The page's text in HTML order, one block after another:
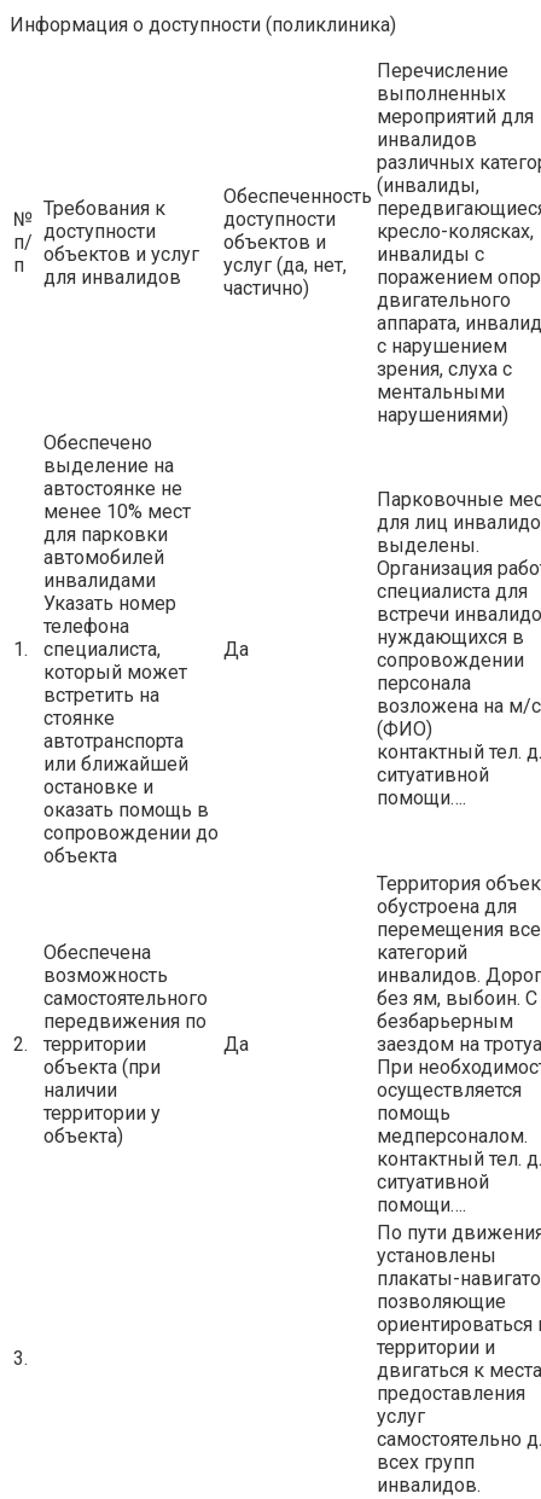
Информация о доступности (поликлиника)
№
п/
п
Требования к
доступности
объектов и услуг
для инвалидов
Обеспеченность
доступности
объектов и
услуг (да, нет,
частично)
Перечисление
выполненных
мероприятий для
инвалидов
различных
(инвалиды,
кресло-колясках,
инвалиды с
поражением
двигательного
аппарата,
с нарушением
зрения, слуха с
ментальными
нарушениями)
1.
Обеспечено
выделение на
автостоянке не
менее 10% мест
для парковки
автомобилей
инвалидами
Указать номер
телефона
специалиста,
который может
встретить на
стоянке
автотранспорта
или ближайшей
остановке и
оказать помощь в
сопровождении до
объекта
Да
Парковочные
для лиц
выделены.
Организация
специалиста для
встречи
нуждающихся в
сопровождении
персонала
возложена на м/с
(ФИО)
контактный тел.
ситуативной
помощи….
2.
Обеспечена
возможность
самостоятельного
передвижения по
территории
объекта (при
наличии
территории у
объекта)
Да
Территория
обустроена для
перемещения
категорий
инвалидов.
без ям, выбоин. С
безбарьерным
заездом на
При
осуществляется
помощь
медперсоналом.
контактный тел.
ситуативной
помощи….
3.
По пути
установлены
плакаты-
позволяющие
ориентироваться
территории и
двигаться к
предоставления
услуг
самостоятельно
всех групп
инвалидов.